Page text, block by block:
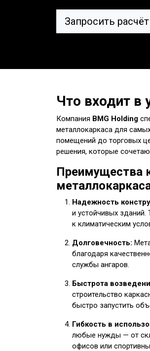
Запросить расчёт
Что входит в
Компания BMG Holding
металлокаркаса для
помещений до торговых
решения, которые
Преимущества
Надежность
и устойчивых зданий.
к климатическим
Долговечность:
благодаря
службы ангаров.
Быстрота
строительство
быстро запустить
Гибкость в
любые нужды — от
офисов или